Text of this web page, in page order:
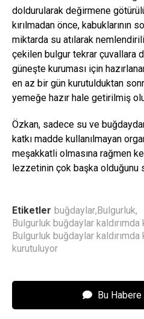
doldurularak değirmene
kırılmadan önce, kabuklarının
miktarda su atılarak
çekilen bulgur tekrar çuvallara
güneşte kuruması için
en az bir gün kurutulduktan
yemeğe hazır hale getirilmiş
Özkan, sadece su ve
katkı madde kullanılmayan
meşakkatli olmasına rağmen
lezzetinin çok başka olduğunu
Etiketler buğdaylar,Bulgurluk,
Bulgurluk buğdaylar
Bulgurluk buğdaylar
kurutuluyor
Bu Habere